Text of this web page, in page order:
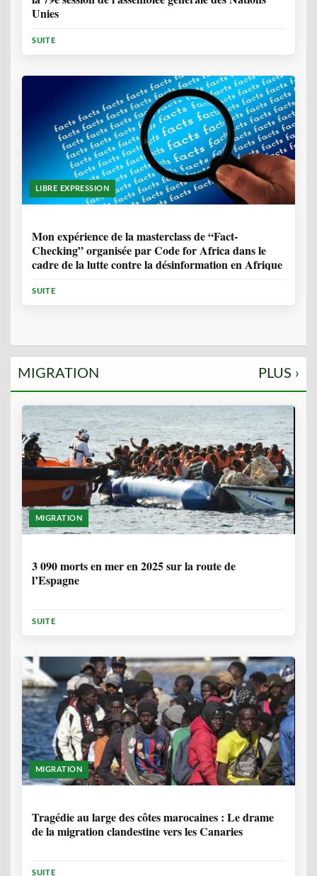
Unies
SUITE
LIBRE EXPRESSION
Mon expérience de la masterclass de “Fact-
Checking” organisée par Code for Africa dans le
cadre de la lutte contre la désinformation en Afrique
SUITE
MIGRATION PLUS ›
MIGRATION
3 090 morts en mer en 2025 sur la route de
l’Espagne
SUITE
MIGRATION
Tragédie au large des côtes marocaines : Le drame
de la migration clandestine vers les Canaries
SUITE